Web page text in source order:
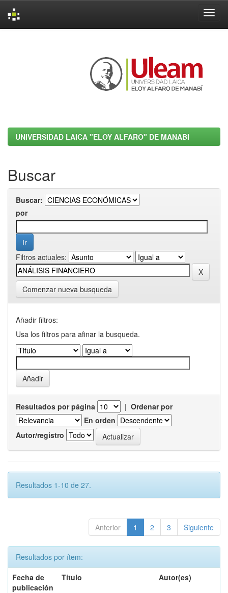
UNIVERSIDAD LAICA "ELOY ALFARO" DE MANABI
Buscar
Buscar:
por
Filtros actuales:
Comenzar nueva busqueda
Añadir filtros:
Usa los filtros para afinar la busqueda.
Resultados por página | Ordenar por
En orden
Autor/registro
Resultados 1-10 de 27.
Anterior 1 2 3 Siguiente
Resultados por ítem:
Fecha de
publicación
Título Autor(es)